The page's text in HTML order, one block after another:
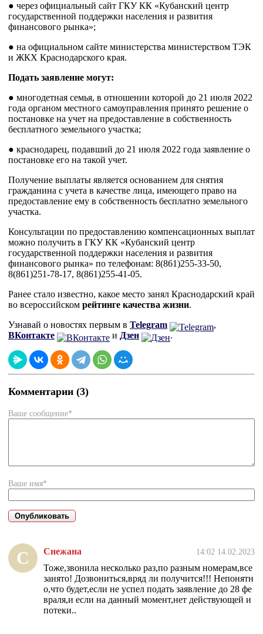
● через официальный сайт ГКУ КК «Кубанский центр
государственной поддержки населения и развития
финансового рынка»;
● на официальном сайте министерства министерством ТЭК
и ЖКХ Краснодарского края.
Подать заявление могут:
● многодетная семья, в отношении которой до 21 июля 2022
года органом местного самоуправления принято решение о
постановке на учет на предоставление в собственность
бесплатного земельного участка;
● краснодарец, подавший до 21 июля 2022 года заявление о
постановке его на такой учет.
Получение выплаты является основанием для снятия
гражданина с учета в качестве лица, имеющего право на
предоставление ему в собственность бесплатно земельного
участка.
Консультации по предоставлению компенсационных выплат
можно получить в ГКУ КК «Кубанский центр
государственной поддержки населения и развития
финансового рынка» по телефонам: 8(861)255-33-50,
8(861)251-78-17, 8(861)255-41-05.
Ранее стало известно, какое место занял Краснодарский край
во всероссийском рейтинге качества жизни.
Узнавай о новостях первым в Telegram
,
ВКонтакте
и Дзен .
Комментарии (3)
Ваше сообщение*
Ваше имя*
С Снежана 14:02 14.02.2023
Тоже,звонила несколько раз,по разным номерам,все
занято! Дозвониться,вряд ли получится!!! Непонятн
о,что будет,если не успел подать заявление до 28 фе
враля,и если на данный момент,нет действующей и
потеки..